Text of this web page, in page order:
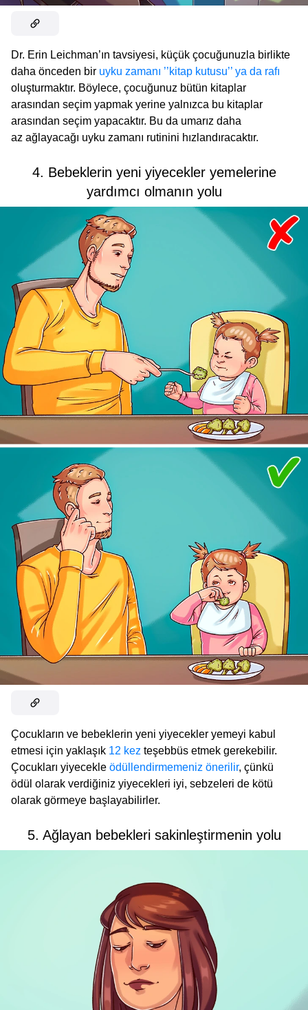
Dr. Erin Leichman’ın tavsiyesi, küçük çocuğunuzla birlikte
daha önceden bir uyku zamanı ’’kitap kutusu’’ ya da rafı
oluşturmaktır. Böylece, çocuğunuz bütün kitaplar
arasından seçim yapmak yerine yalnızca bu kitaplar
arasından seçim yapacaktır. Bu da umarız daha
az ağlayacağı uyku zamanı rutinini hızlandıracaktır.
4. Bebeklerin yeni yiyecekler yemelerine
yardımcı olmanın yolu
Çocukların ve bebeklerin yeni yiyecekler yemeyi kabul
etmesi için yaklaşık 12 kez teşebbüs etmek gerekebilir.
Çocukları yiyecekle ödüllendirmemeniz önerilir, çünkü
ödül olarak verdiğiniz yiyecekleri iyi, sebzeleri de kötü
olarak görmeye başlayabilirler.
5. Ağlayan bebekleri sakinleştirmenin yolu